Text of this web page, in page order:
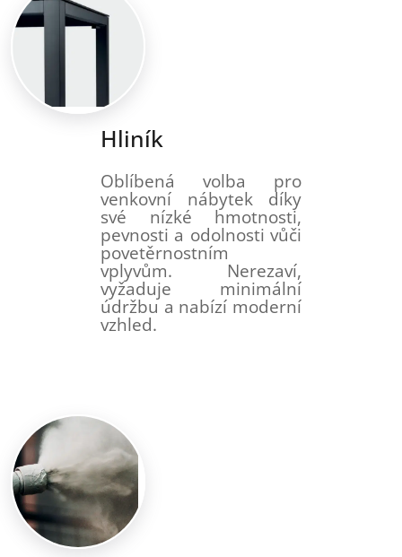
Hliník
Oblíbená volba pro
venkovní nábytek díky
své nízké hmotnosti,
pevnosti a odolnosti vůči
povetěrnostním
vplyvům. Nerezaví,
vyžaduje minimální
údržbu a nabízí moderní
vzhled.